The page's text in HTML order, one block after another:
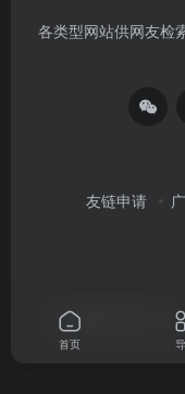
各类型网站供网友检
友链申请
由OneNav 强力驱动
首页